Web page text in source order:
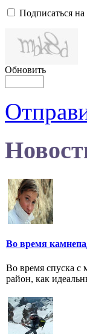
Подписаться
Обновить
Во время
Во время спуска с
район, как